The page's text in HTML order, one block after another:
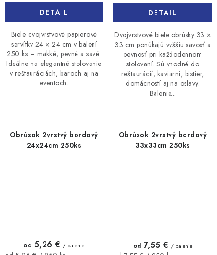
DETAIL
Biele dvojvrstvové papierové
servítky 24 × 24 cm v balení
250 ks – mäkké, pevné a savé.
Ideálne na elegantné stolovanie
v reštauráciách, baroch aj na
eventoch.
DETAIL
Dvojvrstvové biele obrúsky 33 ×
33 cm ponúkajú vyššiu savosť a
pevnosť pri každodennom
stolovaní. Sú vhodné do
reštaurácií, kaviarní, bistier,
domácností aj na oslavy.
Balenie...
Obrúsok 2vrstvý bordový
24x24cm 250ks
od 5,26 € / balenie
Obrúsok 2vrstvý bordový
33x33cm 250ks
od 7,55 € / balenie